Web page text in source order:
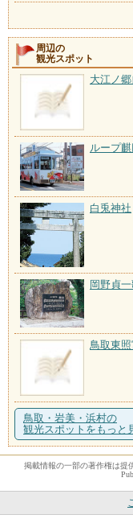
周辺の
観光スポット
大江ノ
ループ
白兎神社
岡野貞
鳥取東
鳥取・岩美・浜村の
観光スポットをもっと
掲載情報の一部の著作権は提